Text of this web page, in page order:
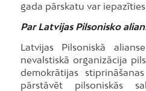
gada pārskatu var iepazīties
Par Latvijas Pilsonisko
Latvijas Pilsoniskā
nevalstiskā organizācija
demokrātijas
pārstāvēt pilsoniskās